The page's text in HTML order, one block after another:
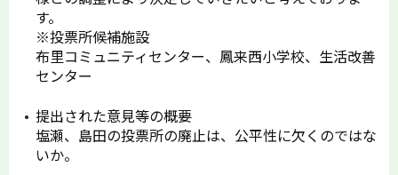
す。
※投票所候補施設
布里コミュニティセンター、鳳来西小学校、生活改善
センター
提出された意見等の概要
塩瀬、島田の投票所の廃止は、公平性に欠くのではな
いか。